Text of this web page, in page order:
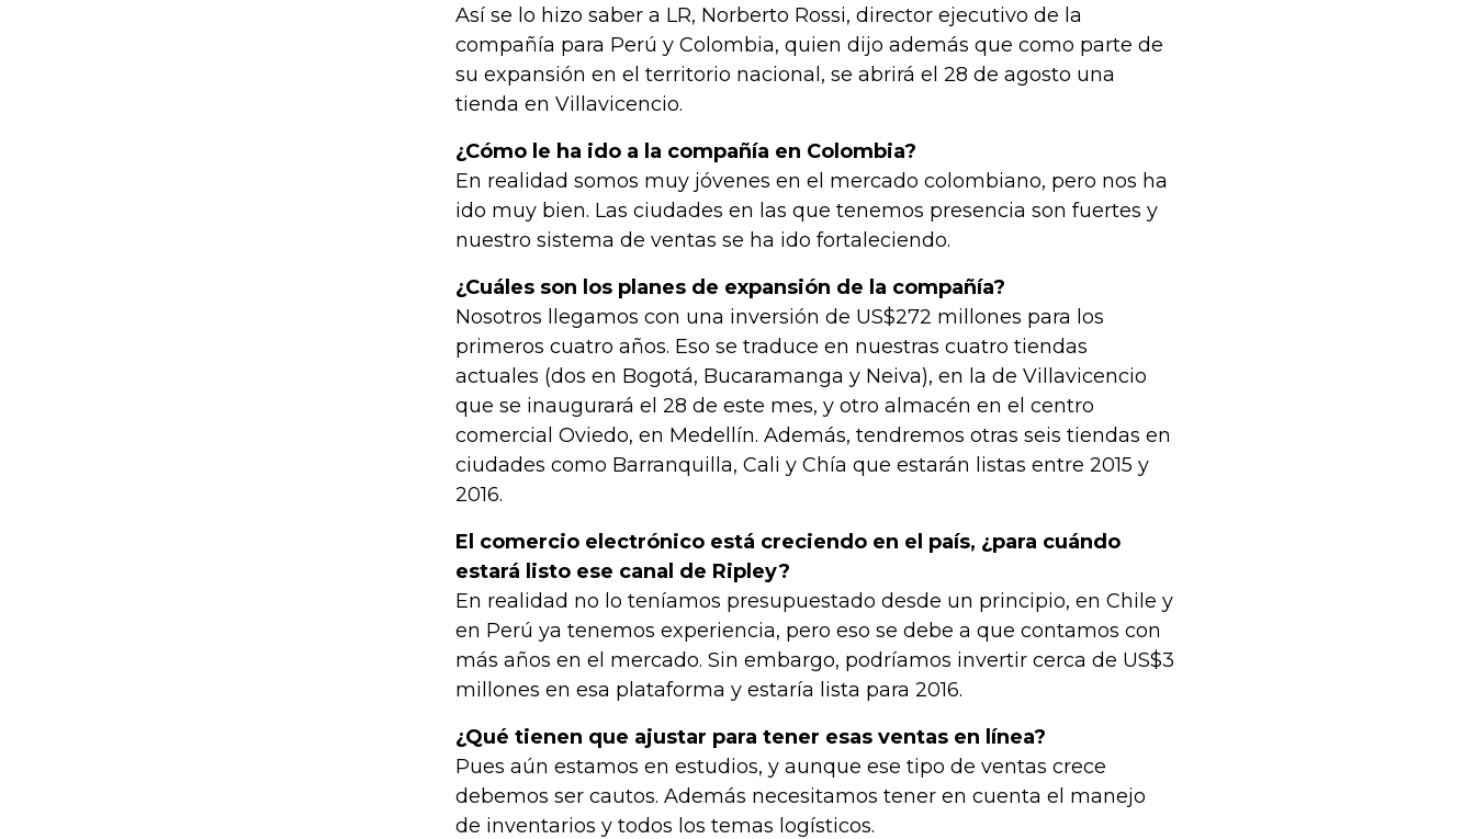
Así se lo hizo saber a LR, Norberto Rossi, director ejecutivo de la
compañía para Perú y Colombia, quien dijo además que como parte de
su expansión en el territorio nacional, se abrirá el 28 de agosto una
tienda en Villavicencio.
¿Cómo le ha ido a la compañía en Colombia?
En realidad somos muy jóvenes en el mercado colombiano, pero nos ha
ido muy bien. Las ciudades en las que tenemos presencia son fuertes y
nuestro sistema de ventas se ha ido fortaleciendo.
¿Cuáles son los planes de expansión de la compañía?
Nosotros llegamos con una inversión de US$272 millones para los
primeros cuatro años. Eso se traduce en nuestras cuatro tiendas
actuales (dos en Bogotá, Bucaramanga y Neiva), en la de Villavicencio
que se inaugurará el 28 de este mes, y otro almacén en el centro
comercial Oviedo, en Medellín. Además, tendremos otras seis tiendas en
ciudades como Barranquilla, Cali y Chía que estarán listas entre 2015 y
2016.
El comercio electrónico está creciendo en el país, ¿para cuándo
estará listo ese canal de Ripley?
En realidad no lo teníamos presupuestado desde un principio, en Chile y
en Perú ya tenemos experiencia, pero eso se debe a que contamos con
más años en el mercado. Sin embargo, podríamos invertir cerca de US$3
millones en esa plataforma y estaría lista para 2016.
¿Qué tienen que ajustar para tener esas ventas en línea?
Pues aún estamos en estudios, y aunque ese tipo de ventas crece
debemos ser cautos. Además necesitamos tener en cuenta el manejo
de inventarios y todos los temas logísticos.